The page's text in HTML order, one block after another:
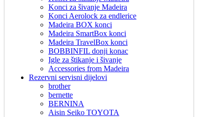
Konci za šivanje Madeira
Konci Aerolock za endlerice
Madeira BOX konci
Madeira SmartBox konci
Madeira TravelBox konci
BOBBINFIL donji konac
Igle za štikanje i šivanje
Accessories from Madeira
Rezervni servisni dijelovi
brother
bernette
BERNINA
Aisin Seiko TOYOTA